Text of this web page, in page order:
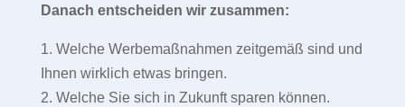
Danach entscheiden wir zusammen:
1. Welche Werbemaßnahmen zeitgemäß sind und
Ihnen wirklich etwas bringen.
2. Welche Sie sich in Zukunft sparen können.